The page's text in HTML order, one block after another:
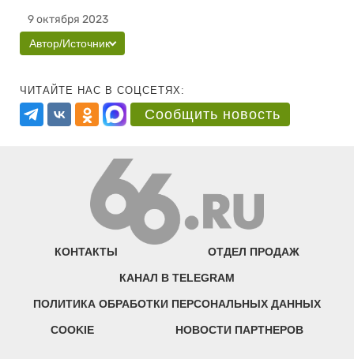
9 октября 2023
Автор/Источник
ЧИТАЙТЕ НАС В СОЦСЕТЯХ:
Сообщить новость
КОНТАКТЫ ОТДЕЛ ПРОДАЖ
КАНАЛ В TELEGRAM
ПОЛИТИКА ОБРАБОТКИ ПЕРСОНАЛЬНЫХ ДАННЫХ
COOKIE НОВОСТИ ПАРТНЕРОВ